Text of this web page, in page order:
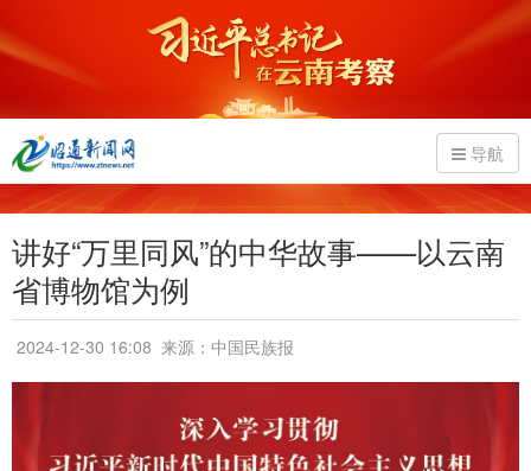
导航
讲好“万里同风”的中华故事——以云南
省博物馆为例
2024-12-30 16:08 来源：中国民族报